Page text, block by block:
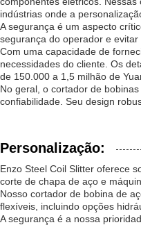
indústrias onde a
A segurança é um aspecto
segurança do operador e
Com uma capacidade de
necessidades do cliente. Os
de 150.000 a 1,5 milhão de
No geral, o cortador de
confiabilidade. Seu design
Personalização:
Enzo Steel Coil Slitter oferece
corte de chapa de aço e
Nosso cortador de bobina de
flexíveis, incluindo opções
A segurança é a nossa